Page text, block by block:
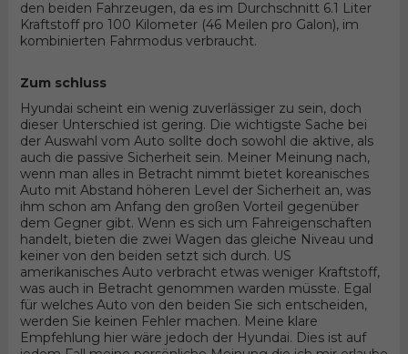
den beiden Fahrzeugen, da es im Durchschnitt 6.1 Liter
Kraftstoff pro 100 Kilometer (46 Meilen pro Galon), im
kombinierten Fahrmodus verbraucht.
Zum schluss
Hyundai scheint ein wenig zuverlässiger zu sein, doch
dieser Unterschied ist gering. Die wichtigste Sache bei
der Auswahl vom Auto sollte doch sowohl die aktive, als
auch die passive Sicherheit sein. Meiner Meinung nach,
wenn man alles in Betracht nimmt bietet koreanisches
Auto mit Abstand höheren Level der Sicherheit an, was
ihm schon am Anfang den großen Vorteil gegenüber
dem Gegner gibt. Wenn es sich um Fahreigenschaften
handelt, bieten die zwei Wagen das gleiche Niveau und
keiner von den beiden setzt sich durch. US
amerikanisches Auto verbracht etwas weniger Kraftstoff,
was auch in Betracht genommen warden müsste. Egal
für welches Auto von den beiden Sie sich entscheiden,
werden Sie keinen Fehler machen. Meine klare
Empfehlung hier wäre jedoch der Hyundai. Dies ist auf